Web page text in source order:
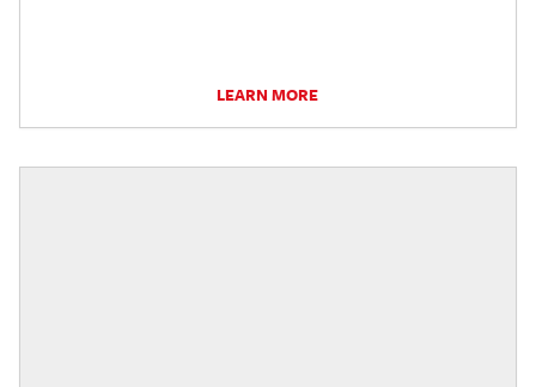
LEARN MORE